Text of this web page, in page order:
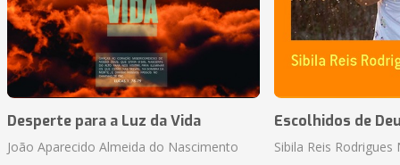
Desperte para a Luz da Vida
João Aparecido Almeida do Nascimento
Escolhidos de
Sibila Reis